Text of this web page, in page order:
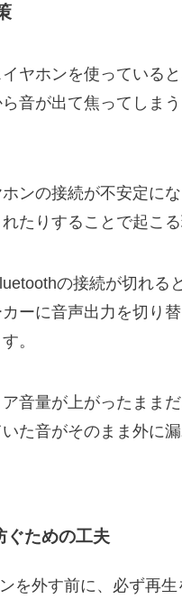
ヤホンを使っている
音が出て焦ってしま
ンの接続が不安定に
たりすることで起こる
の接続が切れる
ーに音声出力を切り
。
音量が上がったまま
た音がそのまま外に
ぐための工夫
を外す前に、必ず再